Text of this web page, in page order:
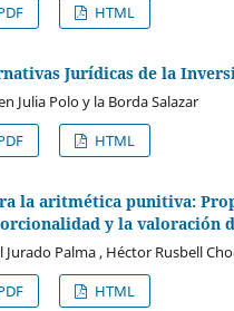
HTML
Jurídicas de la
Julia Polo y la Borda Salazar
HTML
la aritmética punitiva:
y la valoración
Jurado Palma , Héctor Rusbell
HTML